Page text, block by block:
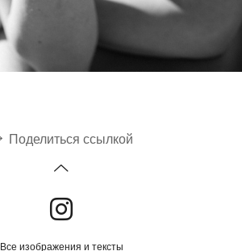
Поделиться ссылкой
Все изображения и тексты